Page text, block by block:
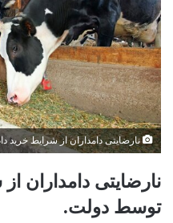
نارضایتی دامداران از شرایط خرید
نارضایتی دامداران
توسط دولت.